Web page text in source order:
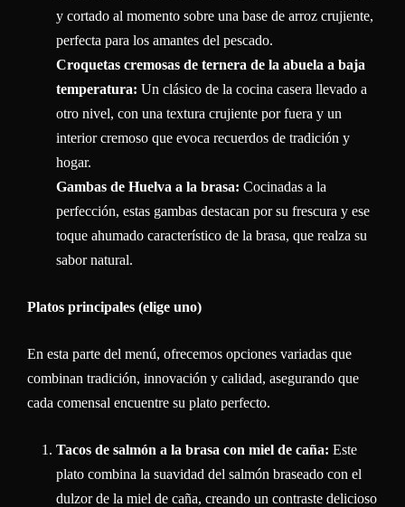
y cortado al momento sobre una base de arroz crujiente,
perfecta para los amantes del pescado.
Croquetas cremosas de ternera de la abuela a baja
temperatura: Un clásico de la cocina casera llevado a
otro nivel, con una textura crujiente por fuera y un
interior cremoso que evoca recuerdos de tradición y
hogar.
Gambas de Huelva a la brasa: Cocinadas a la
perfección, estas gambas destacan por su frescura y ese
toque ahumado característico de la brasa, que realza su
sabor natural.
Platos principales (elige uno)
En esta parte del menú, ofrecemos opciones variadas que
combinan tradición, innovación y calidad, asegurando que
cada comensal encuentre su plato perfecto.
Tacos de salmón a la brasa con miel de caña: Este
plato combina la suavidad del salmón braseado con el
dulzor de la miel de caña, creando un contraste delicioso